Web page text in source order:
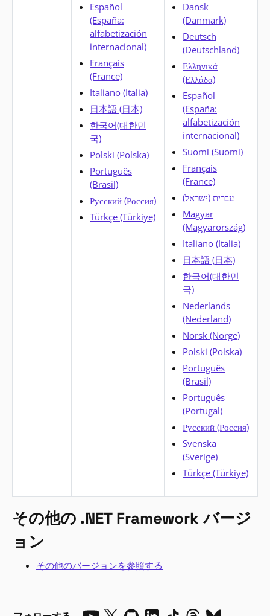
Español
(España:
alfabetización
internacional)
Français
(France)
Italiano (Italia)
日本語 (日本)
한국어(대한민
국)
Polski (Polska)
Português
(Brasil)
Русский (Россия)
Türkçe (Türkiye)
Dansk
(Danmark)
Deutsch
(Deutschland)
Ελληνικά
(Ελλάδα)
Español
(España:
alfabetización
internacional)
Suomi (Suomi)
Français
(France)
עברית (ישראל)
Magyar
(Magyarország)
Italiano (Italia)
日本語 (日本)
한국어(대한민
국)
Nederlands
(Nederland)
Norsk (Norge)
Polski (Polska)
Português
(Brasil)
Português
(Portugal)
Русский (Россия)
Svenska
(Sverige)
Türkçe (Türkiye)
その他の .NET Framework バージ
ョン
その他のバージョンを参照する